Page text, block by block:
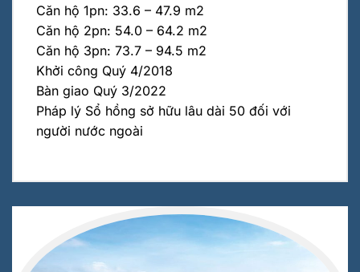
Căn hộ 1pn: 33.6 – 47.9 m2
Căn hộ 2pn: 54.0 – 64.2 m2
Căn hộ 3pn: 73.7 – 94.5 m2
Khởi công Quý 4/2018
Bàn giao Quý 3/2022
Pháp lý Sổ hồng sở hữu lâu dài 50 đối với
người nước ngoài